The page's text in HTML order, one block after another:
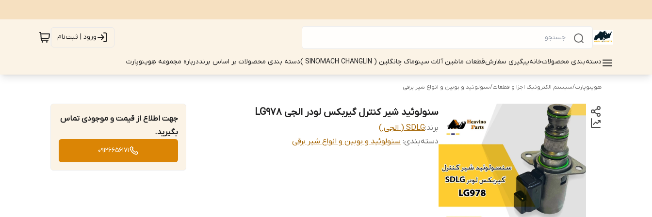
ورود | ثبت‌نام
دسته‌بندی محصولاتخانهپیگیری سفارشقطعات ماشین آلات سینوماک چانگلین ( SINOMACH CHANGLIN ) دسته بندی محصولات بر اساس برنددرباره مجموعه هِوینوپارت
هوینوپارت/سیستم الکترونیک اجزا و قطعات/سنولوئید و بوبین و انواع شیر برقی
سنولوئید شیر کنترل گیربکس لودر الجی LG978
برند:SDLG ( الجی )
دسته‌بندی: سنولوئید و بوبین و انواع شیر برقی
جهت اطلاع از قیمت و موجودی تماس
بگیرید.
09126656171